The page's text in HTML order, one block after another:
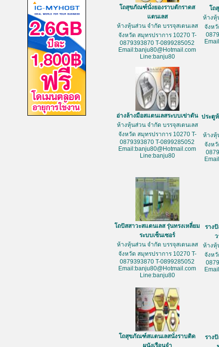
โถสุขภัณฑ์นั่งยองราบตักราดส
แตนเลส
ห้างหุ้นส่วน จำกัด บรรจุสเตนเลส
จังหวัด สมุทรปราการ 10270 T-
0879393870 T-0899285052
Email:banju80@Hotmail.com
Line:banju80
โถ
ห้างหุ้
จังห
อ่างล้างมือสแตนเลสระบบเข่าดัน
ห้างหุ้นส่วน จำกัด บรรจุสเตนเลส
จังหวัด สมุทรปราการ 10270 T-
0879393870 T-0899285052
Email:banju80@Hotmail.com
Line:banju80
ประตู
ห้างหุ้
จังห
โถปัสสาวะสแตนเลส รุ่นทรงเหลี่ยม
ระบบเซ็นเซอร์
ห้างหุ้นส่วน จำกัด บรรจุสเตนเลส
จังหวัด สมุทรปราการ 10270 T-
0879393870 T-0899285052
Email:banju80@Hotmail.com
Line:banju80
ราง
ห้างหุ้
จังห
โถสุขภัณฑ์สแตนเลสนั่งราบติด
ผนังเรือนจำ
ราง